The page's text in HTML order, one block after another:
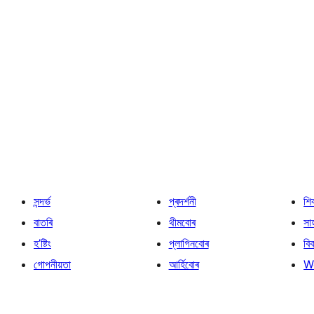
সন্দৰ্ভ
বাতৰি
হ’ষ্টিং
গোপনীয়তা
প্ৰদৰ্শনী
থীমবোৰ
প্লাগিনবোৰ
আৰ্হিবোৰ